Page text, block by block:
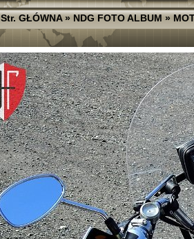
Str. GŁÓWNA»NDG FOTO ALBUM»